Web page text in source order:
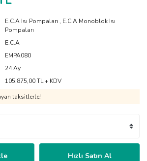
E.C.A Isı Pompaları , E.C.A Monoblok Isı
Pompaları
E.C.A
EMPA080
24 Ay
105.875,00 TL + KDV
taksitlerle!
Hızlı Satın Al